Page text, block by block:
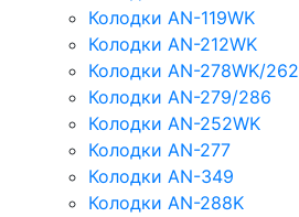
Колодки AN-119WK
Колодки AN-212WK
Колодки AN-278WK/262
Колодки AN-279/286
Колодки AN-252WK
Колодки AN-277
Колодки AN-349
Колодки AN-288K